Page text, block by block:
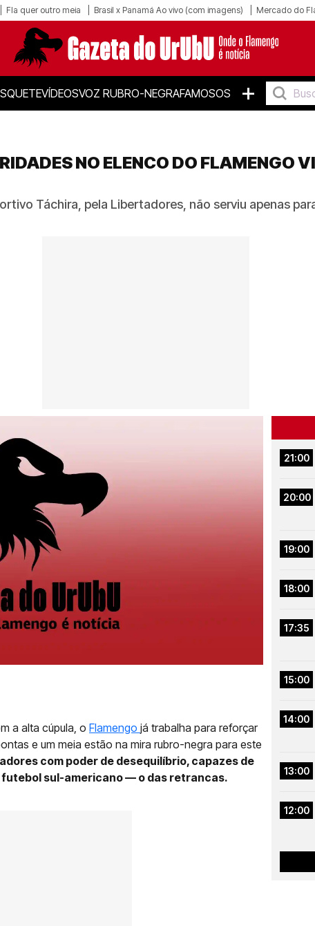
Fla quer outro meia Brasil x Panamá Ao vivo (com imagens) Mercado do
VÍDEOSVOZ RUBRO-NEGRAFAMOSOS +
NO ELENCO DO FLAMENGO
Táchira, pela Libertadores, não serviu apenas
a alta cúpula, o Flamengo já trabalha para reforçar
e um meia estão na mira rubro-negra para este
com poder de desequilíbrio, capazes de
futebol sul-americano — o das retrancas.
21:00
20:00
19:00
18:00
17:35
15:00
14:00
13:00
12:00